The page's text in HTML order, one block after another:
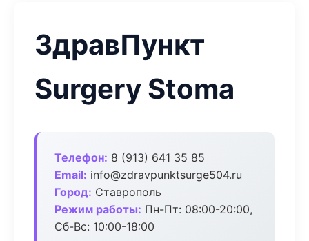
ЗдравПункт
Surgery Stoma
Телефон: 8 (913) 641 35 85
Email: info@zdravpunktsurge504.ru
Город: Ставрополь
Режим работы: Пн-Пт: 08:00-20:00,
Сб-Вс: 10:00-18:00